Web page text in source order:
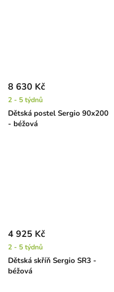
Dětská postel Sergio 90x200
- béžová
8 630 Kč
2 - 5 týdnů
Dětská skříň Sergio SR3 -
béžová
4 925 Kč
2 - 5 týdnů